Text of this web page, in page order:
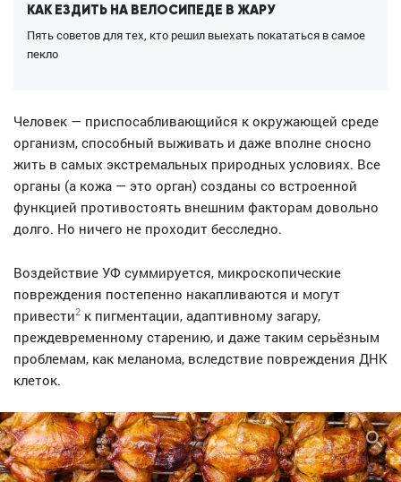
КАК ЕЗДИТЬ НА ВЕЛОСИПЕДЕ В ЖАРУ
Пять советов для тех, кто решил выехать покататься в самое
пекло
Человек — приспосабливающийся к окружающей среде
организм, способный выживать и даже вполне сносно
жить в самых экстремальных природных условиях. Все
органы (а кожа — это орган) созданы со встроенной
функцией противостоять внешним факторам довольно
долго. Но ничего не проходит бесследно.
Воздействие УФ суммируется, микроскопические
повреждения постепенно накапливаются и могут
привести2 к пигментации, адаптивному загару,
преждевременному старению, и даже таким серьёзным
проблемам, как меланома, вследствие повреждения ДНК
клеток.